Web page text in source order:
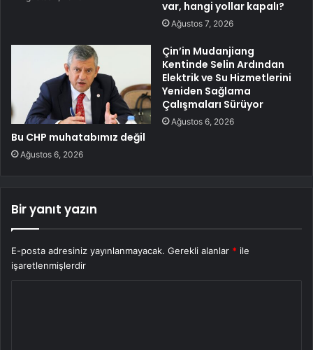
var, hangi yollar kapalı?
Ağustos 7, 2026
Bu CHP muhatabımız değil
Ağustos 6, 2026
Çin’in Mudanjiang
Kentinde Selin Ardından
Elektrik ve Su Hizmetlerini
Yeniden Sağlama
Çalışmaları Sürüyor
Ağustos 6, 2026
Bir yanıt yazın
E-posta adresiniz yayınlanmayacak. Gerekli alanlar * ile
işaretlenmişlerdir